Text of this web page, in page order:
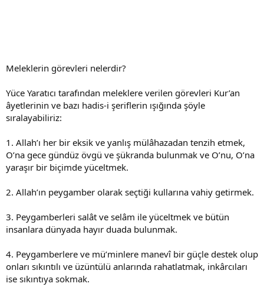
Meleklerin görevleri nelerdir?
Yüce Yaratıcı tarafından meleklere verilen görevleri Kur’an
âyetlerinin ve bazı hadis-i şeriflerin ışığında şöyle
sıralayabiliriz:
1. Allah’ı her bir eksik ve yanlış mülâhazadan tenzih etmek,
O’na gece gündüz övgü ve şükranda bulunmak ve O’nu, O’na
yaraşır bir biçimde yüceltmek.
2. Allah’ın peygamber olarak seçtiği kullarına vahiy getirmek.
3. Peygamberleri salât ve selâm ile yüceltmek ve bütün
insanlara dünyada hayır duada bulunmak.
4. Peygamberlere ve mü’minlere manevî bir güçle destek olup
onları sıkıntılı ve üzüntülü anlarında rahatlatmak, inkârcıları
ise sıkıntıya sokmak.